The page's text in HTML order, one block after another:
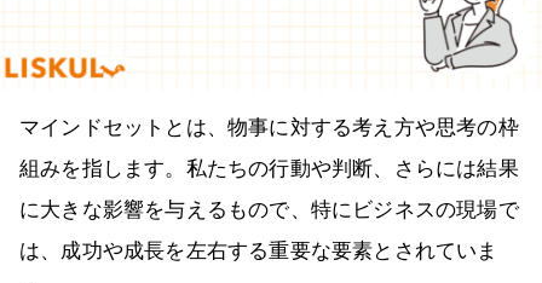
マインドセットとは、物事に対する考え方や思考の枠
組みを指します。私たちの行動や判断、さらには結果
に大きな影響を与えるもので、特にビジネスの現場で
は、成功や成長を左右する重要な要素とされていま